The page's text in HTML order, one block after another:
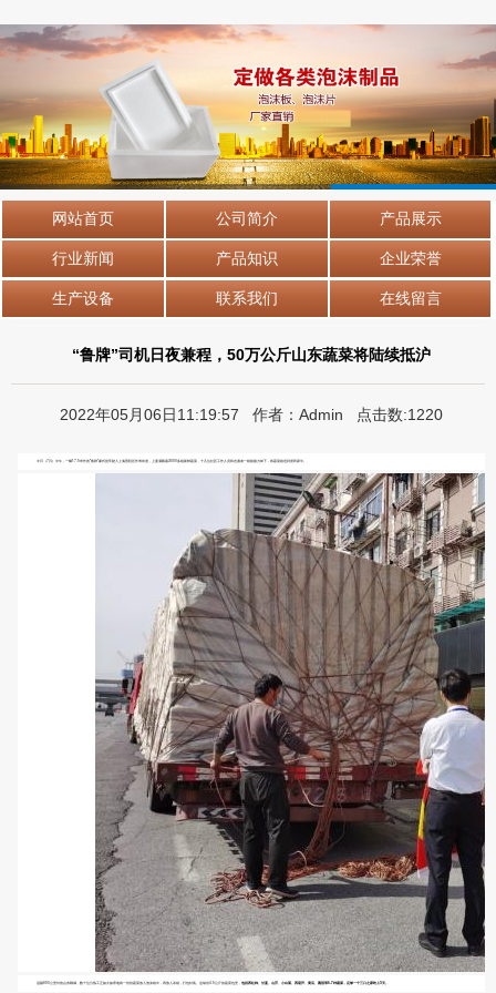
网站首页 公司简介 产品展示
行业新闻 产品知识 企业荣誉
生产设备 联系我们 在线留言
“鲁牌”司机日夜兼程，50万公斤山东蔬菜将陆续抵沪
2022年05月06日11:19:57 作者：Admin 点击数:1220
今日（7日）中午，一辆17.5米长的“鲁牌”厢式货车驶入上海普陀区长寿街道，上面满载着3000多箱新鲜蔬菜，十几位社区工作人员和志愿者一箱箱接力卸下，将蔬菜箱送到居民家中。
远隔900公里外的山东聊城，数十位分拣工正如火如荼地将一份份蔬菜放入泡沫箱中，再放入冰袋，打包封装。这每份4.5公斤的蔬菜包里， 包括西红柿、甘蓝、山芹、小白菜、西葫芦、黄瓜、圆茄等6-7种蔬菜，足够一个三口之家吃上3天。